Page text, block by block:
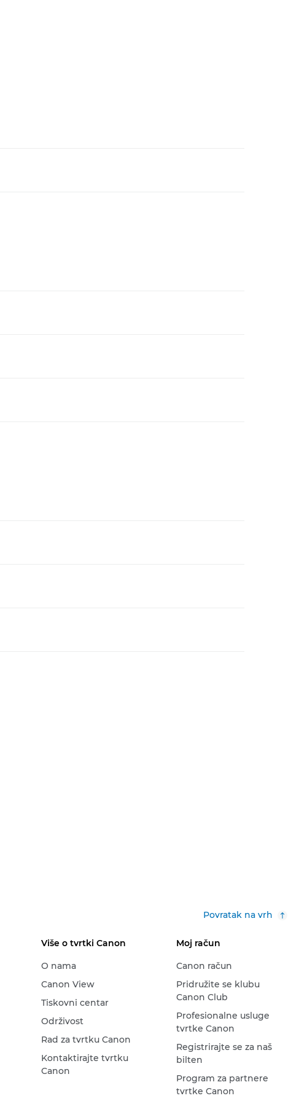
Povratak na vrh
Više o tvrtki Canon
O nama
Canon View
Tiskovni centar
Održivost
Rad za tvrtku Canon
Kontaktirajte tvrtku
Canon
Moj račun
Canon račun
Pridružite se klubu
Canon Club
Profesionalne usluge
tvrtke Canon
Registrirajte se za naš
bilten
Program za partnere
tvrtke Canon